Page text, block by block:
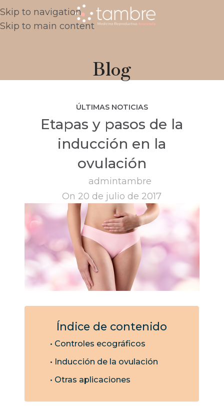
Skip to navigation
Skip to main content
Blog
ÚLTIMAS NOTICIAS
Etapas y pasos de la
inducción en la
ovulación
admintambre
On 20 de julio de 2017
Índice de contenido
Controles ecográficos
Inducción de la ovulación
Otras aplicaciones